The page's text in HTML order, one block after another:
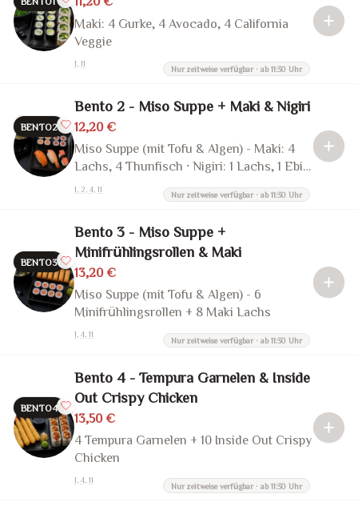
Maki: 4 Gurke, 4 Avocado, 4 California
Veggie
1, 11
Nur zeitweise verfügbar · ab 11:30 Uhr
BENTO2
Bento 2 - Miso Suppe + Maki & Nigiri
12,20 €
Miso Suppe (mit Tofu & Algen) - Maki: 4
Lachs, 4 Thunfisch · Nigiri: 1 Lachs, 1 Ebi,
1 Kani
1, 2, 4, 11
Nur zeitweise verfügbar · ab 11:30 Uhr
BENTO3
Bento 3 - Miso Suppe +
Minifrühlingsrollen & Maki
13,20 €
Miso Suppe (mit Tofu & Algen) - 6
Minifrühlingsrollen + 8 Maki Lachs
1, 4, 11
Nur zeitweise verfügbar · ab 11:30 Uhr
BENTO4
Bento 4 - Tempura Garnelen & Inside
Out Crispy Chicken
13,50 €
4 Tempura Garnelen + 10 Inside Out Crispy
Chicken
1, 4, 11
Nur zeitweise verfügbar · ab 11:30 Uhr